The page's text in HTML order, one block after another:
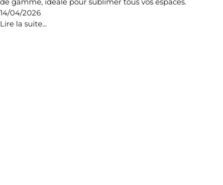
14/04/2026
Lire la suite...